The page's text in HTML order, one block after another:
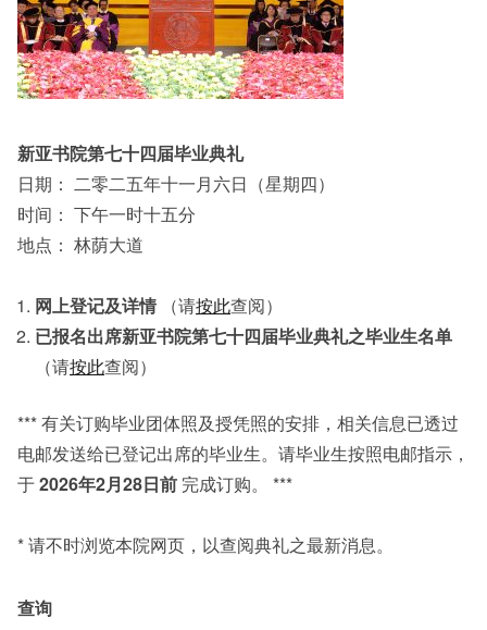
新亚书院第七十四届毕业典礼
日期： 二零二五年十一月六日（星期四）
时间： 下午一时十五分
地点： 林荫大道
网上登记及详情（请按此查阅）
已报名出席新亚书院第七十四届毕业典礼之毕业生名单
（请按此查阅）
*** 有关订购毕业团体照及授凭照的安排，相关信息已透过
电邮发送给已登记出席的毕业生。请毕业生按照电邮指示，
于2026年2月28日前 完成订购。 ***
* 请不时浏览本院网页，以查阅典礼之最新消息。
查询